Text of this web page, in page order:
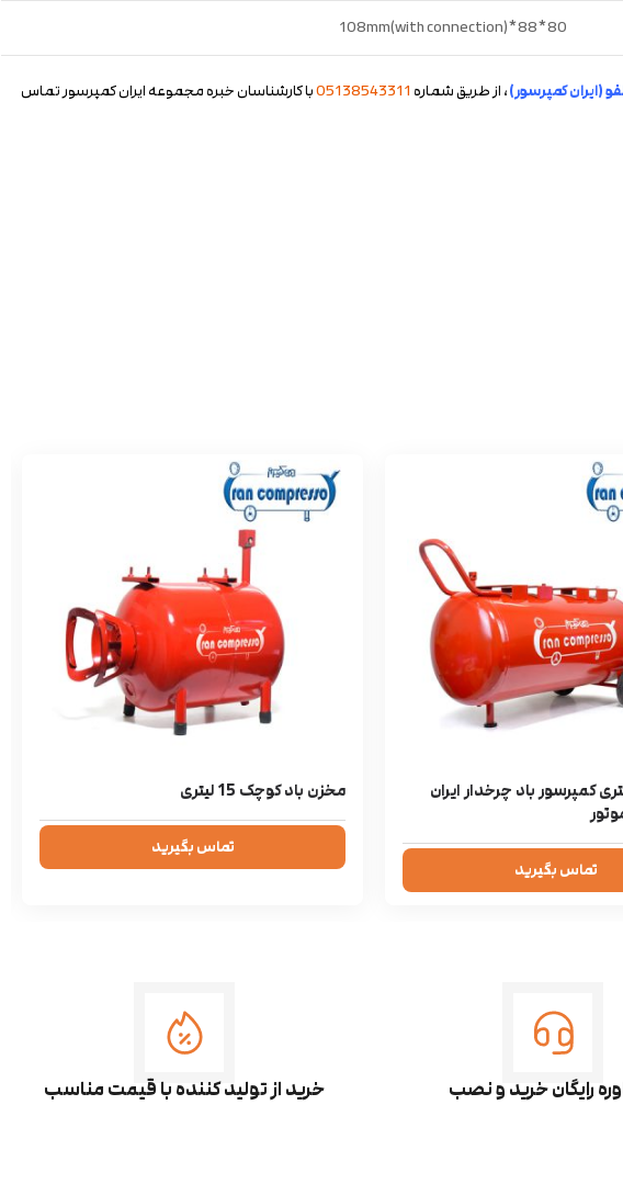
80*88*108mm(with connection)
(ایران کمپرسور)، از طریق شماره 05138543311با کارشناسان خبره مجموعه ایران کمپرسور تماس
200 لیتری کمپرسور باد چرخدار ایران
تماس بگیرید
مخزن باد کوچک 15 لیتری
تماس بگیرید
رایگان خرید و نصب خرید از تولید کننده با قیمت مناسب